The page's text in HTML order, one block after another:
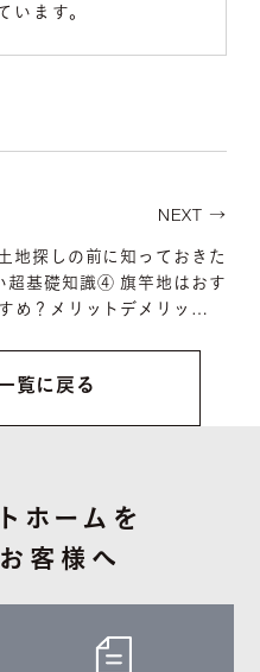
います。
NEXT →
地探しの前に知っておきた
超基礎知識④ 旗竿地はおす
すめ？メリットデメリット
覧に戻る
ホームを
客様へ